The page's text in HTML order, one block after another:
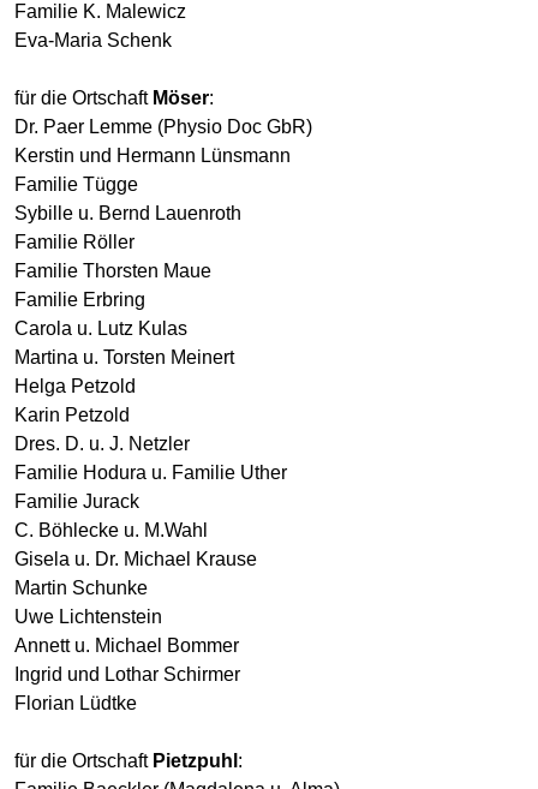
Familie K. Malewicz
Eva-Maria Schenk
für die Ortschaft Möser:
Dr. Paer Lemme (Physio Doc GbR)
Kerstin und Hermann Lünsmann
Familie Tügge
Sybille u. Bernd Lauenroth
Familie Röller
Familie Thorsten Maue
Familie Erbring
Carola u. Lutz Kulas
Martina u. Torsten Meinert
Helga Petzold
Karin Petzold
Dres. D. u. J. Netzler
Familie Hodura u. Familie Uther
Familie Jurack
C. Böhlecke u. M.Wahl
Gisela u. Dr. Michael Krause
Martin Schunke
Uwe Lichtenstein
Annett u. Michael Bommer
Ingrid und Lothar Schirmer
Florian Lüdtke
für die Ortschaft Pietzpuhl :